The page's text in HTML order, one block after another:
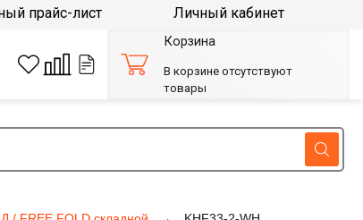
прайс-лист Личный кабинет
Корзина
В корзине отсутствуют
товары